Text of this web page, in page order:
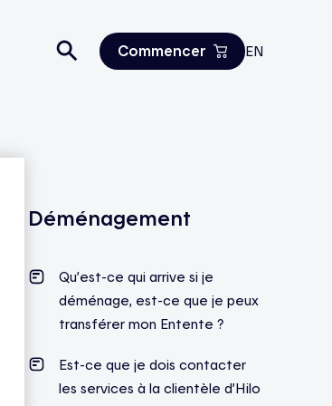
Commencer EN
Déménagement
Qu’est-ce qui arrive si je
déménage, est-ce que je peux
transférer mon Entente ?
Est-ce que je dois contacter
les services à la clientèle d’Hilo